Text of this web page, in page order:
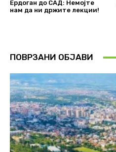
Ердоган до САД: Немојте
нам да ни држите лекции!
ПОВРЗАНИ ОБЈАВИ